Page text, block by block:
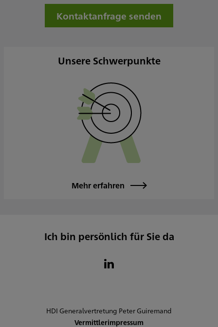
14:00 - 17:30
08:30 - 12:30
14:00 - 17:30
Sowie nach Vereinbarung
Kontaktanfrage senden
Unsere Schwerpunkte
Mehr erfahren
Ich bin persönlich für Sie da
HDI Generalvertretung Peter Guiremand
Vermittlerimpressum